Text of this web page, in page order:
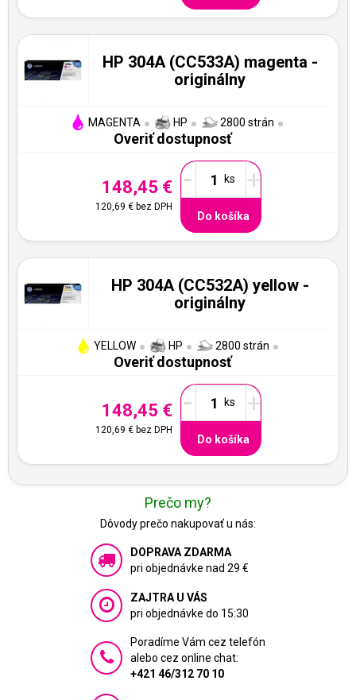
HP 304A (CC533A) magenta -
originálny
MAGENTA HP 2800 strán
Overiť dostupnosť
148,45 €
120,69 €bez DPH
- +
Do košíka
HP 304A (CC532A) yellow -
originálny
YELLOW HP 2800 strán
Overiť dostupnosť
148,45 €
120,69 €bez DPH
- +
Do košíka
Prečo my?
Dôvody prečo nakupovať u nás:
DOPRAVA ZDARMA
pri objednávke nad 29 €
ZAJTRA U VÁS
pri objednávke do 15:30
Poradíme Vám cez telefón
alebo cez online chat:
+421 46/312 70 10